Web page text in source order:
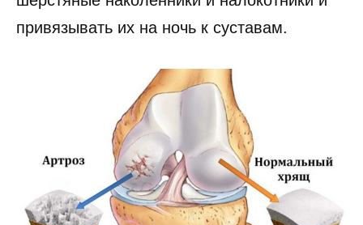
привязывать их на ночь к суставам.